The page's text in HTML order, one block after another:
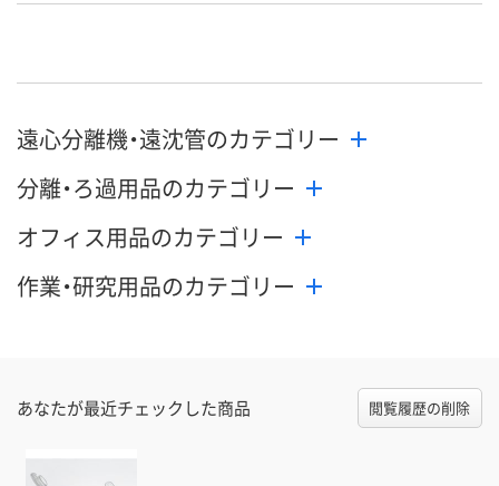
遠心分離機・遠沈管のカテゴリー
分離・ろ過用品のカテゴリー
オフィス用品のカテゴリー
作業・研究用品のカテゴリー
あなたが最近チェックした商品 閲覧履歴の削除